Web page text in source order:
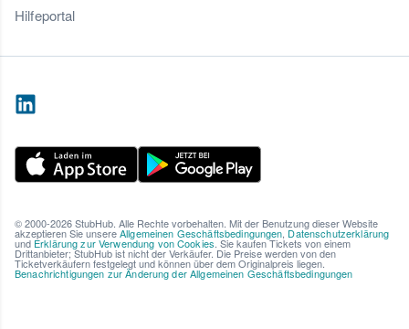
Hilfeportal
© 2000-2026 StubHub. Alle Rechte vorbehalten. Mit der Benutzung dieser Website
akzeptieren Sie unsereAllgemeinen Geschäftsbedingungen, Datenschutzerklärung
und Erklärung zur Verwendung von Cookies. Sie kaufen Tickets von einem
Drittanbieter; StubHub ist nicht der Verkäufer. Die Preise werden von den
Ticketverkäufern festgelegt und können über dem Originalpreis liegen.
Benachrichtigungen zur Änderung der Allgemeinen Geschäftsbedingungen